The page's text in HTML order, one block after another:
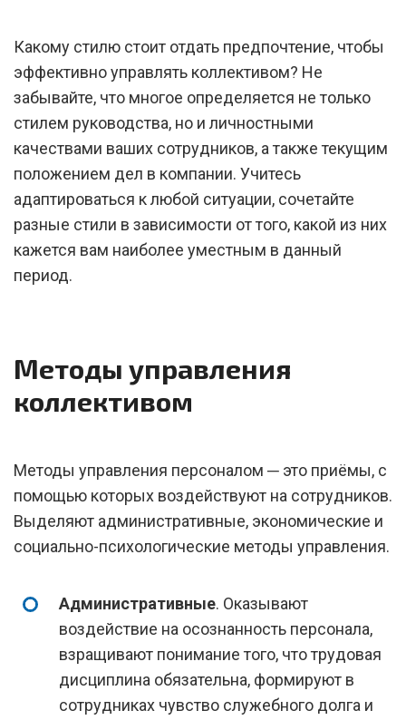
Какому стилю стоит отдать предпочтение, чтобы
эффективно управлять коллективом? Не
забывайте, что многое определяется не только
стилем руководства, но и личностными
качествами ваших сотрудников, а также текущим
положением дел в компании. Учитесь
адаптироваться к любой ситуации, сочетайте
разные стили в зависимости от того, какой из них
кажется вам наиболее уместным в данный
период.
Методы управления
коллективом
Методы управления персоналом ─ это приёмы, с
помощью которых воздействуют на сотрудников.
Выделяют административные, экономические и
социально-психологические методы управления.
Административные. Оказывают
воздействие на осознанность персонала,
взращивают понимание того, что трудовая
дисциплина обязательна, формируют в
сотрудниках чувство служебного долга и